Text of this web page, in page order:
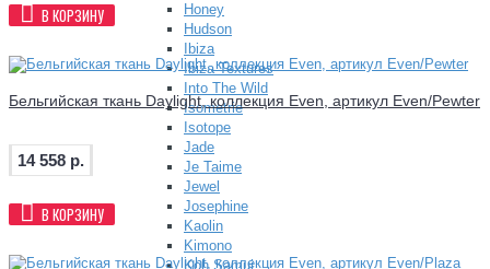
Honey
Hudson
Ibiza
Ibiza Textures
Into The Wild
Isometrie
Isotope
Jade
Je Taime
Jewel
Josephine
Kaolin
Kimono
Koh Samui
В КОРЗИНУ
Бельгийская ткань Daylight, коллекция Even, артикул Even/Pewter
14 558 р.
В КОРЗИНУ